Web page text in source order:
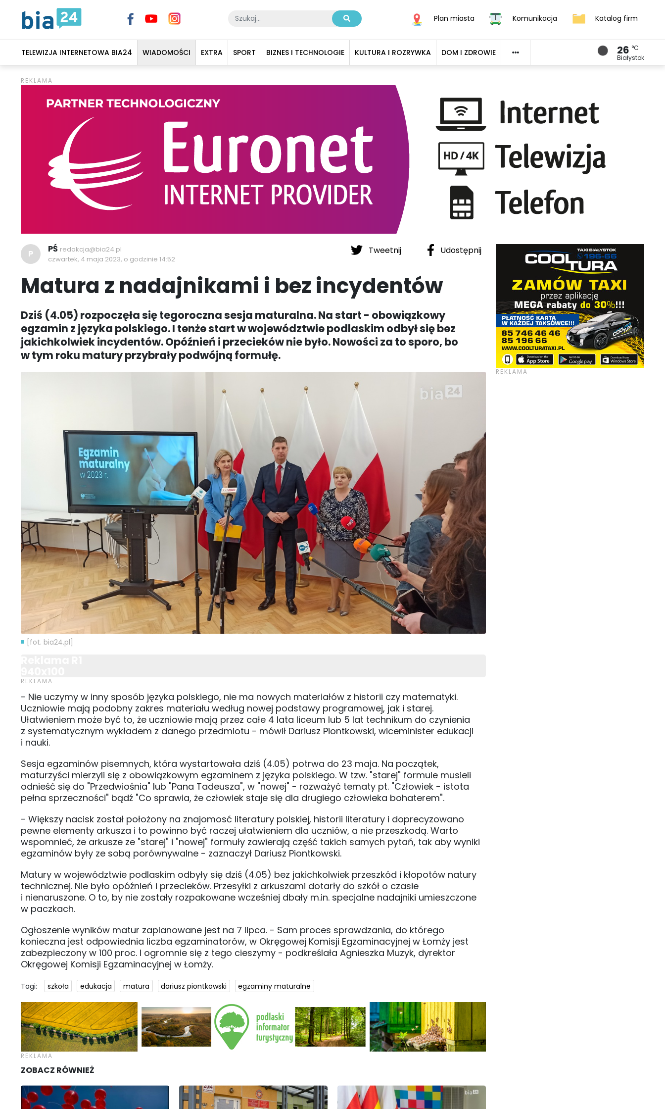
Plan miasta Komunikacja Katalog firm
TELEWIZJA INTERNETOWA BIA24 WIADOMOŚCI EXTRA SPORT BIZNES I TECHNOLOGIE KULTURA I ROZRYWKA DOM I ZDROWIE 26 °C
Białystok
Tweetnij Udostępnij
P PŚ redakcja@bia24.pl
czwartek, 4 maja 2023, o godzinie 14:52
Matura z nadajnikami i bez incydentów
Dziś (4.05) rozpoczęła się tegoroczna sesja maturalna. Na start - obowiązkowy
egzamin z języka polskiego. I tenże start w województwie podlaskim odbył się bez
jakichkolwiek incydentów. Opóźnień i przecieków nie było. Nowości za to sporo, bo
w tym roku matury przybrały podwójną formułę.
[fot. bia24.pl]
- Nie uczymy w inny sposób języka polskiego, nie ma nowych materiałów z historii czy matematyki.
Uczniowie mają podobny zakres materiału według nowej podstawy programowej, jak i starej.
Ułatwieniem może być to, że uczniowie mają przez całe 4 lata liceum lub 5 lat technikum do czynienia
z systematycznym wykładem z danego przedmiotu - mówił Dariusz Piontkowski, wiceminister edukacji
i nauki.
Sesja egzaminów pisemnych, która wystartowała dziś (4.05) potrwa do 23 maja. Na początek,
maturzyści mierzyli się z obowiązkowym egzaminem z języka polskiego. W tzw. "starej" formule musieli
odnieść się do "Przedwiośnia" lub "Pana Tadeusza", w "nowej" - rozważyć tematy pt. "Człowiek - istota
pełna sprzeczności" bądź "Co sprawia, że człowiek staje się dla drugiego człowieka bohaterem".
- Większy nacisk został położony na znajomosć literatury polskiej, historii literatury i doprecyzowano
pewne elementy arkusza i to powinno być raczej ułatwieniem dla uczniów, a nie przeszkodą. Warto
wspomnieć, że arkusze ze "starej" i "nowej" formuły zawierają część takich samych pytań, tak aby wyniki
egzaminów były ze sobą porównywalne - zaznaczył Dariusz Piontkowski.
Matury w województwie podlaskim odbyły się dziś (4.05) bez jakichkolwiek przeszkód i kłopotów natury
technicznej. Nie było opóźnień i przecieków. Przesyłki z arkuszami dotarły do szkół o czasie
i nienaruszone. O to, by nie zostały rozpakowane wcześniej dbały m.in. specjalne nadajniki umieszczone
w paczkach.
Ogłoszenie wyników matur zaplanowane jest na 7 lipca. - Sam proces sprawdzania, do którego
konieczna jest odpowiednia liczba egzaminatorów, w Okręgowej Komisji Egzaminacyjnej w Łomży jest
zabezpieczony w 100 proc. I ogromnie się z tego cieszymy - podkreślała Agnieszka Muzyk, dyrektor
Okręgowej Komisji Egzaminacyjnej w Łomży.
Tagi: szkoła edukacja matura dariusz piontkowski egzaminy maturalne
ZOBACZ RÓWNIEŻ